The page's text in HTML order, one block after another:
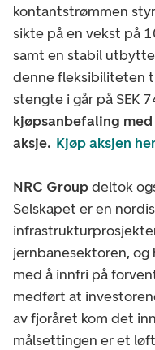
kontantstrømmen
sikte på en vekst på
samt en stabil
denne fleksibiliteten
stengte i går på SEK
kjøpsanbefaling med
aksje. Kjøp aksjen
NRC Groupdeltok
Selskapet er en
jernbanesektoren,
med å innfri på
medført at
av fjoråret kom det
målsettingen er et